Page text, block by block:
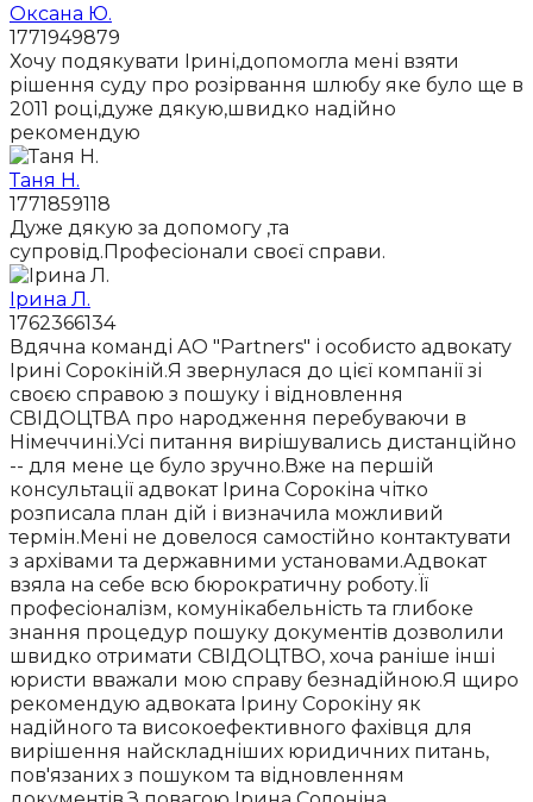
Оксана Ю.
1771949879
Хочу подякувати Ірині,допомогла мені взяти
рішення суду про розірвання шлюбу яке було ще в
2011 році,дуже дякую,швидко надійно
рекомендую
Таня Н.
1771859118
Дуже дякую за допомогу ,та
супровід.Професіонали своєї справи.
Ірина Л.
1762366134
Вдячна команді АО "Partners" і особисто адвокату
Ірині Сорокіній.Я звернулася до цієї компанії зі
своєю справою з пошуку і відновлення
СВІДОЦТВА про народження перебуваючи в
Німеччині.Усі питання вирішувались дистанційно
-- для мене це було зручно.Вже на першій
консультації адвокат Ірина Сорокіна чітко
розписала план дій і визначила можливий
термін.Мені не довелося самостійно контактувати
з архівами та державними установами.Адвокат
взяла на себе всю бюрократичну роботу.Її
професіоналізм, комунікабельність та глибоке
знання процедур пошуку документів дозволили
швидко отримати СВІДОЦТВО, хоча раніше інші
юристи вважали мою справу безнадійною.Я щиро
рекомендую адвоката Ірину Сорокіну як
надійного та високоефективного фахівця для
вирішення найскладніших юридичних питань,
пов'язаних з пошуком та відновленням